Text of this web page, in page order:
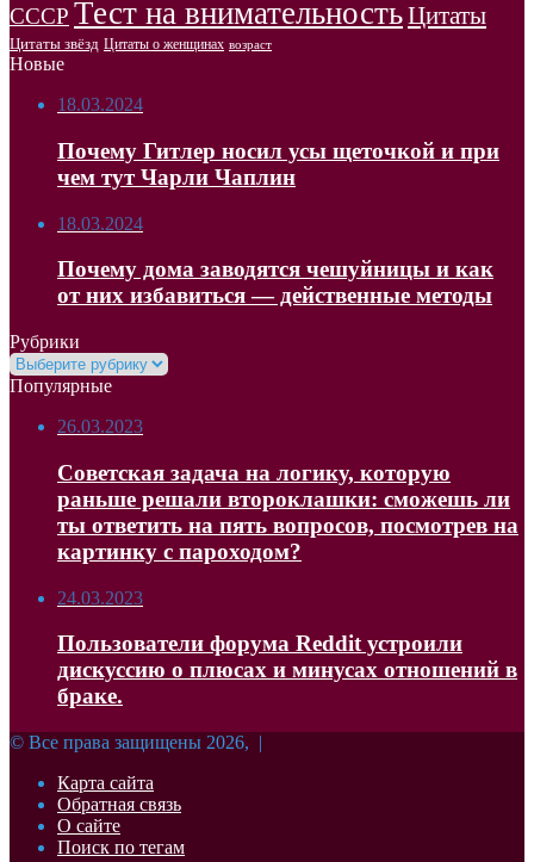
СССР Тест на внимательностьЦитаты
Цитаты звёзд Цитаты о женщинах возраст
Новые
18.03.2024
Почему Гитлер носил усы щеточкой и при
чем тут Чарли Чаплин
18.03.2024
Почему дома заводятся чешуйницы и как
от них избавиться — действенные методы
Рубрики
Рубрики
Популярные
26.03.2023
Советская задача на логику, которую
раньше решали второклашки: сможешь ли
ты ответить на пять вопросов, посмотрев на
картинку с пароходом?
24.03.2023
Пользователи форума Reddit устроили
дискуссию о плюсах и минусах отношений в
браке.
© Все права защищены 2026, |
Карта сайта
Обратная связь
О сайте
Поиск по тегам